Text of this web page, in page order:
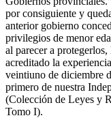
por consiguiente y
anterior gobierno
privilegios de menor
al parecer a
acreditado la
veintiuno de diciembre
primero de nuestra
(Colección de Leyes y
Tomo I).